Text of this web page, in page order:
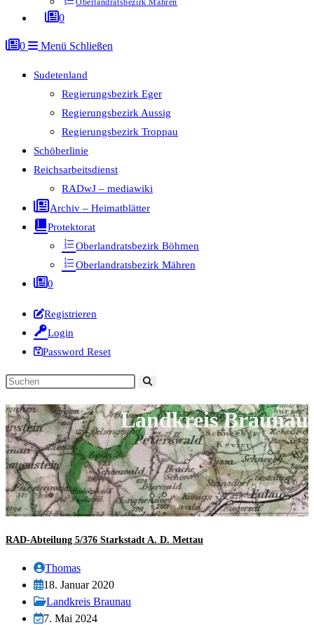
Oberlandratsbezirk Mähren
0
0 Menü Schließen
Sudetenland
Regierungsbezirk Eger
Regierungsbezirk Aussig
Regierungsbezirk Troppau
Schöberlinie
Reichsarbeitsdienst
RADwJ – mediawiki
Archiv – Heimatblätter
Protektorat
Oberlandratsbezirk Böhmen
Oberlandratsbezirk Mähren
0
Registrieren
Login
Password Reset
Diese
durchsuchen
Landkreis Braunau
RAD-Abteilung 5/376 Starkstadt A. D. Mettau
Beitrags-
Autor:
Thomas
Beitrag
veröffentlicht:
18. Januar 2020
Beitrags-
Kategorie:
Landkreis Braunau
Beitrag
7. Mai 2024